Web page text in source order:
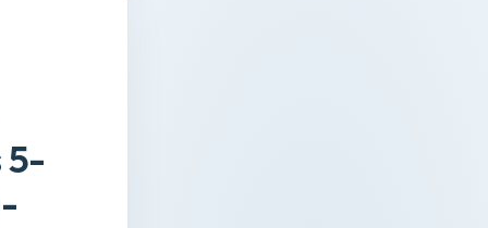
5-